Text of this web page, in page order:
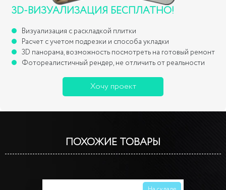
3D-ВИЗУАЛИЗАЦИЯ БЕСПЛАТНО!
Визуализация с раскладкой плитки
Расчет с учетом подрезки и способа укладки
3D панорама, возможность посмотреть на готовый ремонт
Фотореалистичный рендер, не отличить от реальности
Хочу проект
ПОХОЖИЕ ТОВАРЫ